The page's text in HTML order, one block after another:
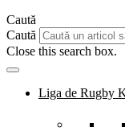
Caută
Caută
Close this search box.
Liga de Rugby